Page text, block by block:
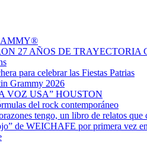
27 AÑOS DE
para celebrar las Fiestas Patrias
Grammy 2026
VOZ USA” HOUSTON
del rock contemporáneo
tengo, un libro de relatos
de WEICHAFE por primera vez